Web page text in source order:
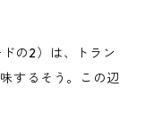
の2）は、トラン
するそう。この辺